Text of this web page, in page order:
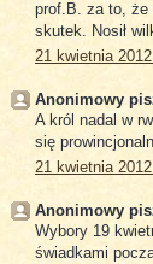
prof.B. za to, że
skutek. Nosił
21 kwietnia
Anonimowy
A król nadal w
się
21 kwietnia 2012
Anonimowy
Wybory 19
świadkami